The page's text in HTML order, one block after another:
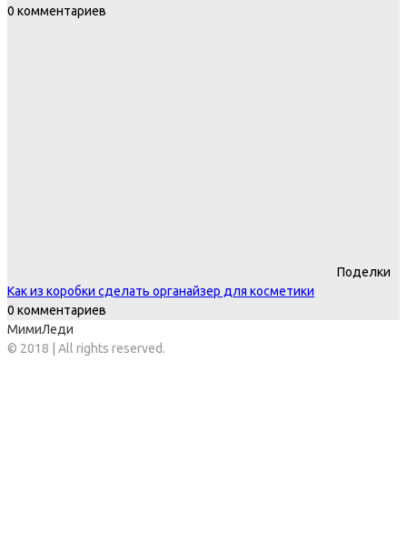
0 комментариев
Поделки
Как из коробки сделать органайзер для косметики
0 комментариев
МимиЛеди
© 2018 | All rights reserved.